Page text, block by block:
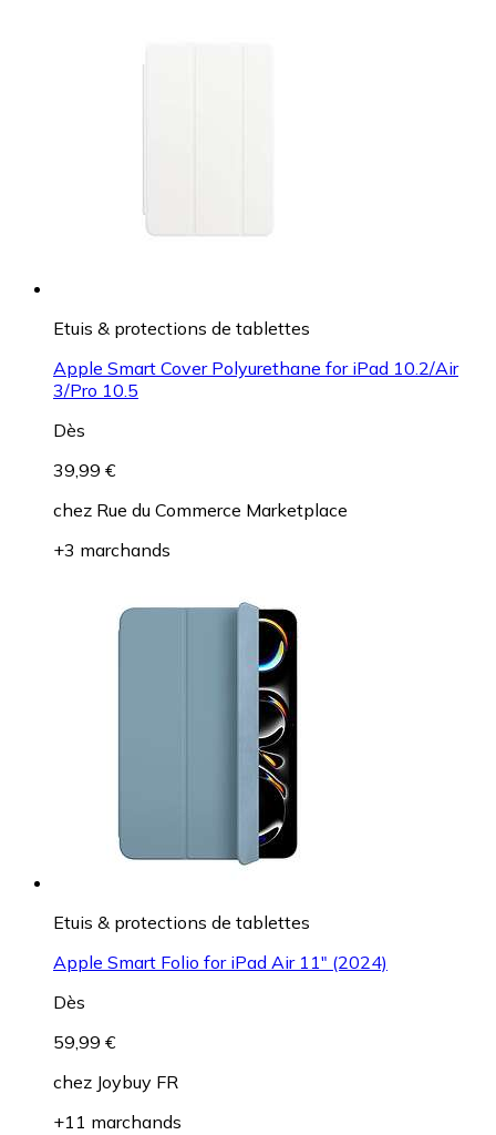
Etuis & protections de tablettes
Apple Smart Cover Polyurethane for iPad 10.2/Air
3/Pro 10.5
Dès
39,99 €
chez Rue du Commerce Marketplace
+3 marchands
Etuis & protections de tablettes
Apple Smart Folio for iPad Air 11" (2024)
Dès
59,99 €
chez Joybuy FR
+11 marchands